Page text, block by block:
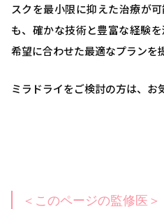
スクを最小限に抑えた治療が
も、確かな技術と豊富な経験
希望に合わせた最適なプランを
ミラドライをご検討の方は、お
＜このページの監修医＞